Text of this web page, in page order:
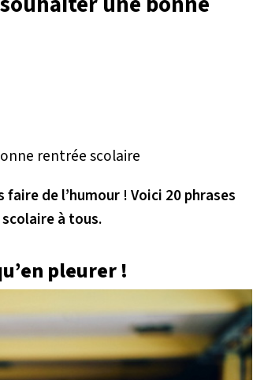
de l’humour ! Voici 20 phrases
à tous.
pleurer !